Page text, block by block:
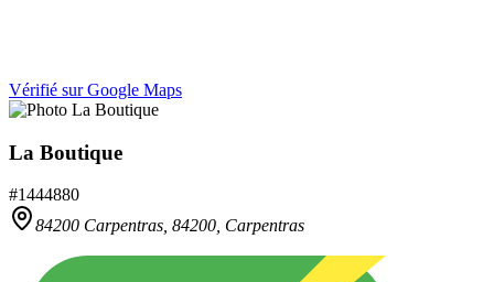
Vérifié sur Google Maps
La Boutique
#1444880
84200 Carpentras, 84200 Carpentras